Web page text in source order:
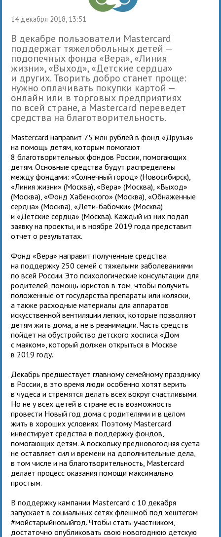
14 декабря 2018, 13:51
В декабре пользователи Mastercard
поддержат тяжелобольных детей —
подопечных фонда «Вера», «Линия
жизни», «Выход», «Детские сердца»
и других. Творить добро станет проще:
нужно оплачивать покупки картой —
онлайн или в торговых предприятиях
по всей стране, а Mastercard переведет
средства на благотворительность.
Mastercard направит 75 млн рублей в фонд «Друзья»
на помощь детям, которым помогают
8 благотворительных фондов России, помогающих
детям. Основные средства будут распределены
между фондами: «Солнечный город» (Новосибирск),
«Линия жизни» (Москва), «Вера» (Москва), «Выход»
(Москва), «Фонд Хабенского» (Москва), «Обнаженные
сердца» (Москва), «Дети-бабочки» (Москва)
и «Детские сердца» (Москва). Каждый из них подал
заявку на проекты, и в ноябре 2019 года представит
отчет о результатах.
Фонд «Вера» направит полученные средства
на поддержку 250 семей с тяжелыми заболеваниями
по всей России. Это психологические консультации для
родителей, помощь юристов в том, чтобы получить
положенные от государства препараты или коляски,
а также расходные материалы для аппаратов
искусственной вентиляции легких, которые позволяют
детям жить дома, а не в реанимации. Часть средств
пойдет на обустройство детского хосписа «Дом
с маяком», который должен открыться в Москве
в 2019 году.
Декабрь предшествует главному семейному празднику
в России, в это время люди особенно хотят верить
в чудеса и стремятся делать всех вокруг счастливыми.
Но не у всех детей в стране есть возможность
провести Новый год дома с родителями и в целом
жить в хороших условиях. Поэтому Mastercard
инвестирует средства в поддержку фондов,
помогающих детям. А поскольку предновогодняя суета
не оставляет сил и времени на дополнительные дела,
в том числе и на благотворительность, Mastercard
делает процесс оказания помощи максимально
простым.
В поддержку кампании Mastercard с 10 декабря
запускает в социальных сетях флешмоб под хештегом
#мойстарыйновыйгод. Чтобы стать участником,
достаточно опубликовать свою новогоднюю детскую